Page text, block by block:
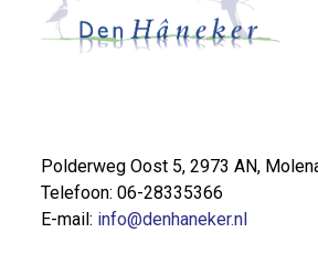
Polderweg Oost 5, 2973 AN,
Telefoon: 06-28335366
E-mail: info@denhaneker.nl